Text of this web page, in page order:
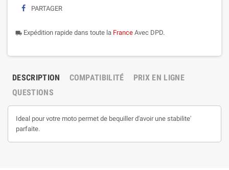
PARTAGER
local_shipping Expédition rapide dans toute la France Avec DPD.
DESCRIPTION COMPATIBILITÉ
PRIX EN LIGNE
QUESTIONS
Ideal pour votre moto permet de bequiller d'avoir une stabilite'
parfaite.